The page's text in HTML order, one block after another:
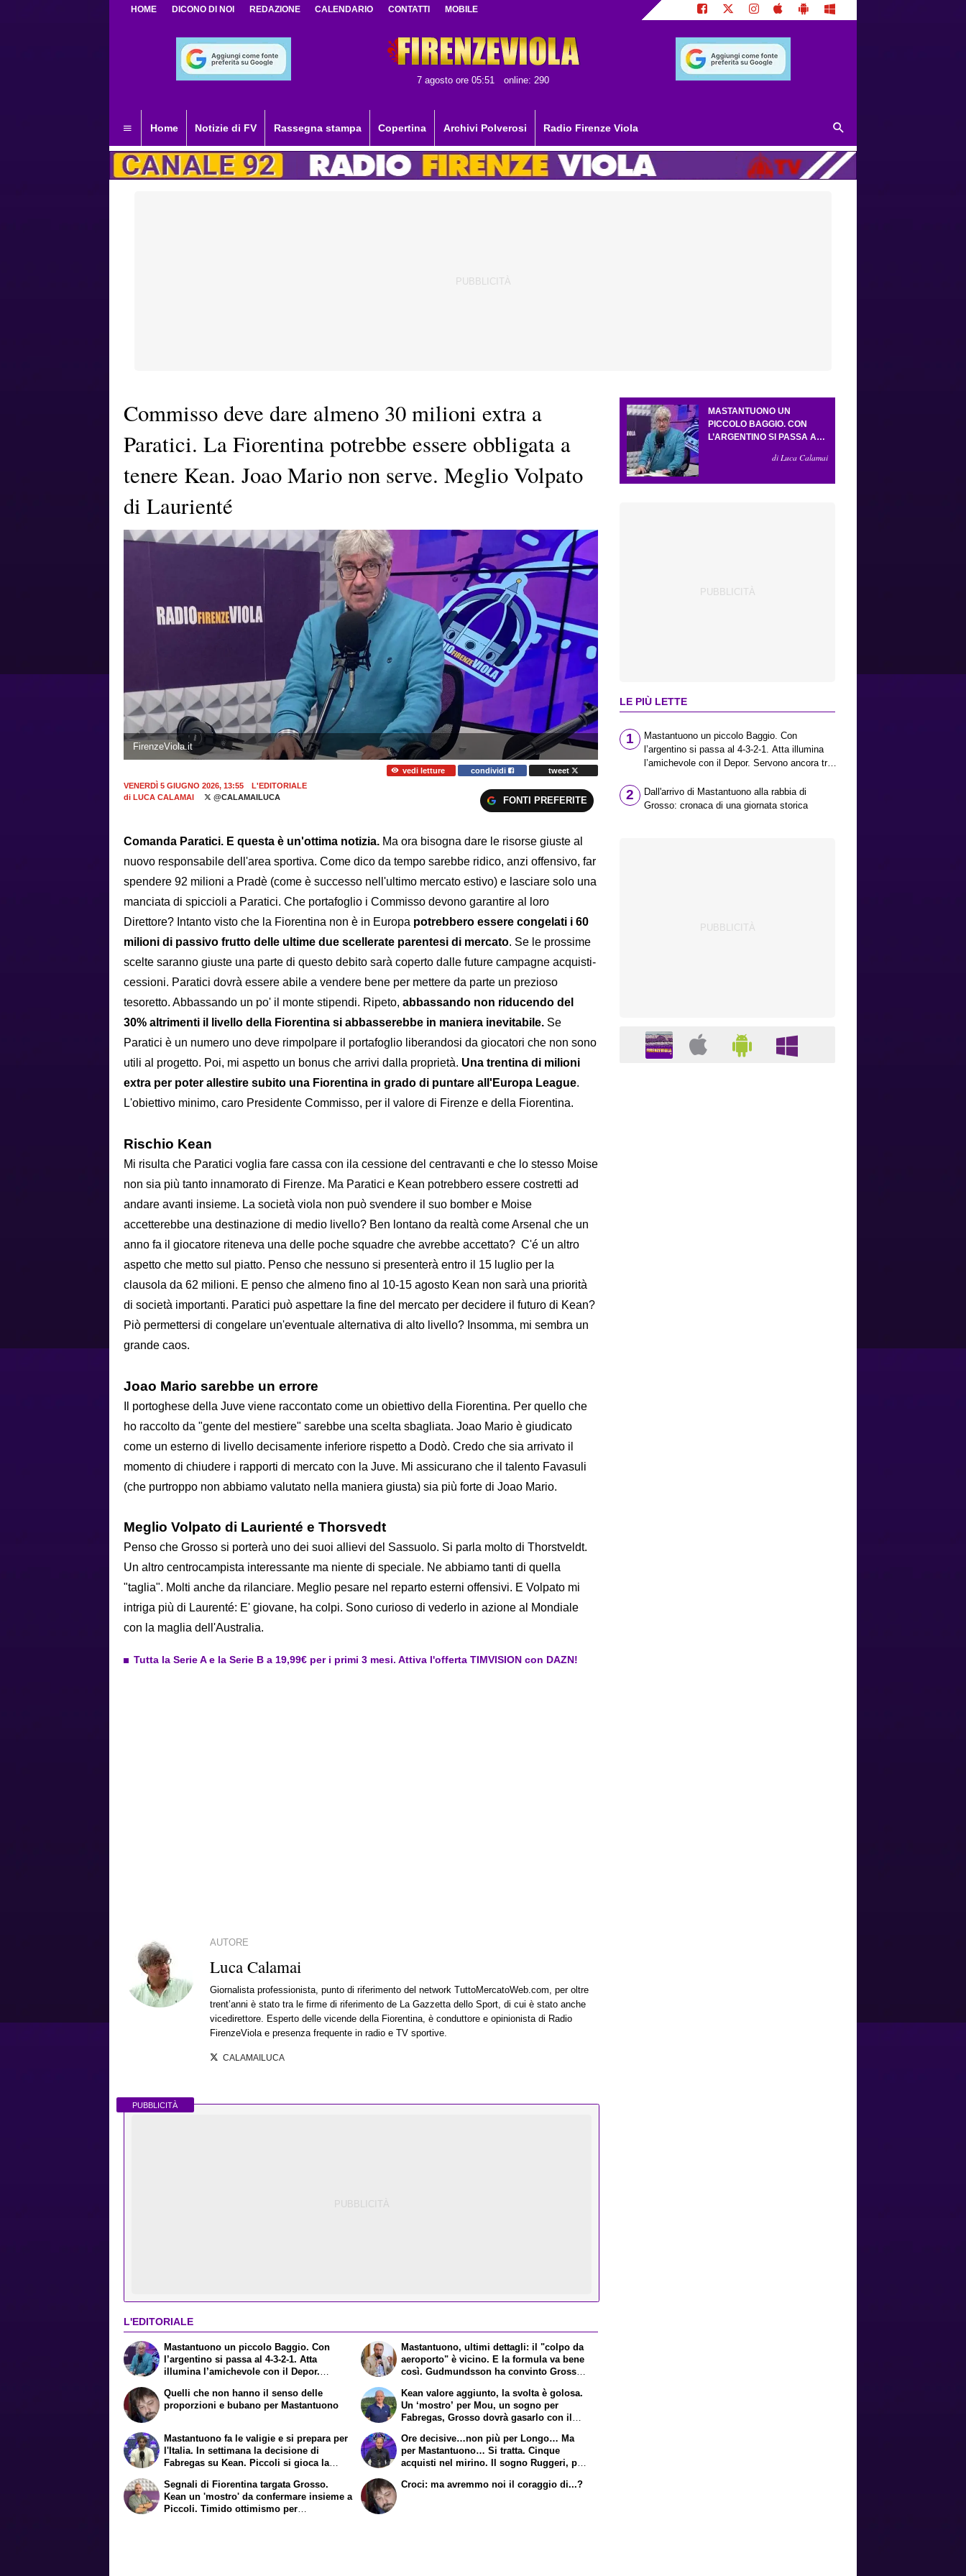
HOME DICONO DI NOI REDAZIONE CALENDARIO CONTATTI MOBILE
7 agosto ore 05:51 online: 290
Home Notizie di FV Rassegna stampa Copertina Archivi Polverosi Radio Firenze Viola
Commisso deve dare almeno 30 milioni extra a
Paratici. La Fiorentina potrebbe essere obbligata a
tenere Kean. Joao Mario non serve. Meglio Volpato
di Laurienté
FirenzeViola.it
vedi letture condividi
tweet
VENERDÌ 5 GIUGNO 2026, 13:55
L'EDITORIALE
di LUCA CALAMAI @CALAMAILUCA FONTI PREFERITE
Comanda Paratici. E questa è un'ottima notizia. Ma ora bisogna dare le risorse giuste al
nuovo responsabile dell'area sportiva. Come dico da tempo sarebbe ridico, anzi offensivo, far
spendere 92 milioni a Pradè (come è successo nell'ultimo mercato estivo) e lasciare solo una
manciata di spiccioli a Paratici. Che portafoglio i Commisso devono garantire al loro
Direttore? Intanto visto che la Fiorentina non è in Europa potrebbero essere congelati i 60
milioni di passivo frutto delle ultime due scellerate parentesi di mercato. Se le prossime
scelte saranno giuste una parte di questo debito sarà coperto dalle future campagne acquisti-
cessioni. Paratici dovrà essere abile a vendere bene per mettere da parte un prezioso
tesoretto. Abbassando un po' il monte stipendi. Ripeto, abbassando non riducendo del
30% altrimenti il livello della Fiorentina si abbasserebbe in maniera inevitabile. Se
Paratici è un numero uno deve rimpolpare il portafoglio liberandosi da giocatori che non sono
utili al progetto. Poi, mi aspetto un bonus che arrivi dalla proprietà. Una trentina di milioni
extra per poter allestire subito una Fiorentina in grado di puntare all'Europa League.
L'obiettivo minimo, caro Presidente Commisso, per il valore di Firenze e della Fiorentina.
Rischio Kean
Mi risulta che Paratici voglia fare cassa con ila cessione del centravanti e che lo stesso Moise
non sia più tanto innamorato di Firenze. Ma Paratici e Kean potrebbero essere costretti ad
andare avanti insieme. La società viola non può svendere il suo bomber e Moise
accetterebbe una destinazione di medio livello? Ben lontano da realtà come Arsenal che un
anno fa il giocatore riteneva una delle poche squadre che avrebbe accettato? C'é un altro
aspetto che metto sul piatto. Penso che nessuno si presenterà entro il 15 luglio per la
clausola da 62 milioni. E penso che almeno fino al 10-15 agosto Kean non sarà una priorità
di società importanti. Paratici può aspettare la fine del mercato per decidere il futuro di Kean?
Piò permettersi di congelare un'eventuale alternativa di alto livello? Insomma, mi sembra un
grande caos.
Joao Mario sarebbe un errore
Il portoghese della Juve viene raccontato come un obiettivo della Fiorentina. Per quello che
ho raccolto da "gente del mestiere" sarebbe una scelta sbagliata. Joao Mario è giudicato
come un esterno di livello decisamente inferiore rispetto a Dodò. Credo che sia arrivato il
momento di chiudere i rapporti di mercato con la Juve. Mi assicurano che il talento Favasuli
(che purtroppo non abbiamo valutato nella maniera giusta) sia più forte di Joao Mario.
Meglio Volpato di Laurienté e Thorsvedt
Penso che Grosso si porterà uno dei suoi allievi del Sassuolo. Si parla molto di Thorstveldt.
Un altro centrocampista interessante ma niente di speciale. Ne abbiamo tanti di quella
"taglia". Molti anche da rilanciare. Meglio pesare nel reparto esterni offensivi. E Volpato mi
intriga più di Laurenté: E' giovane, ha colpi. Sono curioso di vederlo in azione al Mondiale
con la maglia dell'Australia.
Tutta la Serie A e la Serie B a 19,99€ per i primi 3 mesi. Attiva l'offerta TIMVISION con DAZN!
AUTORE
Luca Calamai
Giornalista professionista, punto di riferimento del network TuttoMercatoWeb.com, per oltre
trent’anni è stato tra le firme di riferimento de La Gazzetta dello Sport, di cui è stato anche
vicedirettore. Esperto delle vicende della Fiorentina, è conduttore e opinionista di Radio
FirenzeViola e presenza frequente in radio e TV sportive.
CALAMAILUCA
PUBBLICITÀ
L'EDITORIALE
Mastantuono un piccolo Baggio. Con
l’argentino si passa al 4-3-2-1. Atta
illumina l’amichevole con il Depor.
Europa League. Antognoni, un finale
senza vincitori
Quelli che non hanno il senso delle
proporzioni e bubano per Mastantuono
Mastantuono, ultimi dettagli: il "colpo da
aeroporto" è vicino. E la formula va bene
così. Gudmundsson ha convinto Grosso.
Antognoni
Kean valore aggiunto, la svolta è golosa.
Un ‘mostro’ per Mou, un sogno per
Fabregas, Grosso dovrà gasarlo con il
esecutivo a Dodo. E a proposito di
Mastantuono…
Mastantuono fa le valigie e si prepara per
l'Italia. In settimana la decisione di
Fabregas su Kean. Piccoli si gioca la
mediche di Joao Mario. Presto una nuova
offerta del Toro per Fortini
Segnali di Fiorentina targata Grosso.
Kean un 'mostro' da confermare insieme a
Piccoli. Timido ottimismo per
Ore decisive…non più per Longo… Ma
per Mastantuono… Si tratta. Cinque
acquisti nel mirino. Il sogno Ruggeri, poi
Croci: ma avremmo noi il coraggio di...?
MASTANTUONO UN
PICCOLO BAGGIO. CON
L’ARGENTINO SI PASSA AL
L’AMICHEVOLE CON IL
di Luca Calamai
LE PIÙ LETTE
1
Mastantuono un piccolo Baggio. Con
l’argentino si passa al 4-3-2-1. Atta illumina
l’amichevole con il Depor. Servono ancora tre
Antognoni, un finale senza vincitori
2
Dall'arrivo di Mastantuono alla rabbia di
Grosso: cronaca di una giornata storica